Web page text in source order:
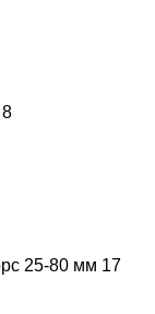
8
25-80 мм 17